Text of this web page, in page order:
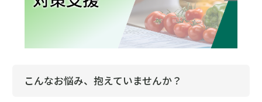
こんなお悩み、抱えていませんか？